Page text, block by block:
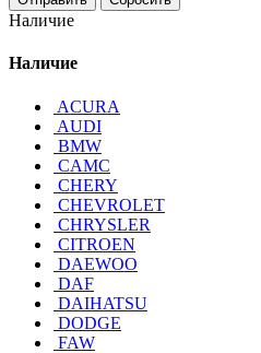
Наличие
Наличие
ACURA
AUDI
BMW
CAMC
CHERY
CHEVROLET
CHRYSLER
CITROEN
DAEWOO
DAF
DAIHATSU
DODGE
FAW